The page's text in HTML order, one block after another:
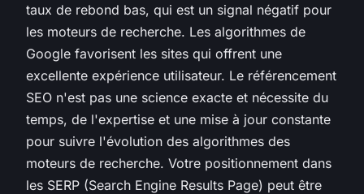
taux de rebond bas, qui est un signal négatif pour
les moteurs de recherche. Les algorithmes de
Google favorisent les sites qui offrent une
excellente expérience utilisateur. Le référencement
SEO n'est pas une science exacte et nécessite du
temps, de l'expertise et une mise à jour constante
pour suivre l'évolution des algorithmes des
moteurs de recherche. Votre positionnement dans
les SERP (Search Engine Results Page) peut être